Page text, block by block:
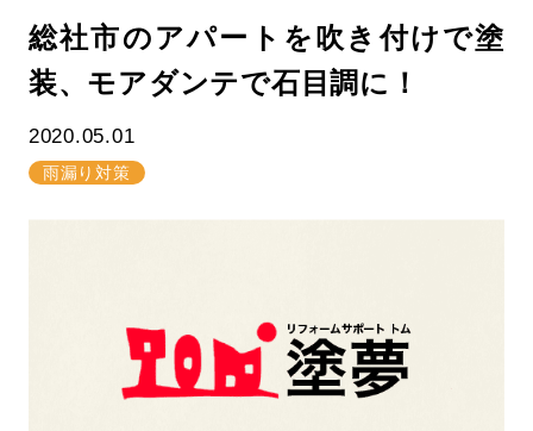
総社市のアパートを吹き付けで塗
装、モアダンテで石目調に！
2020.05.01
雨漏り対策